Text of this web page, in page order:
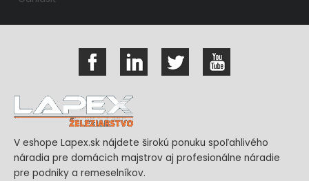
V eshope Lapex.sk nájdete širokú ponuku spoľahlivého
náradia pre domácich majstrov aj profesionálne náradie
pre podniky a remeselníkov.